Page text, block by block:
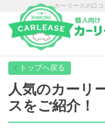
カーリースの口
トップページ
カーリース一覧
人気のカーリ
スをご紹介！